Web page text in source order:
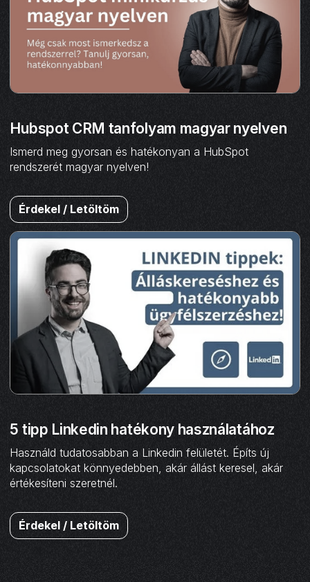
Hubspot CRM tanfolyam magyar nyelven
Ismerd meg gyorsan és hatékonyan a HubSpot
rendszerét magyar nyelven!
Érdekel / Letöltöm
5 tipp Linkedin hatékony használatához
Használd tudatosabban a Linkedin felületét. Építs új
kapcsolatokat könnyedebben, akár állást keresel, akár
értékesíteni szeretnél.
Érdekel / Letöltöm